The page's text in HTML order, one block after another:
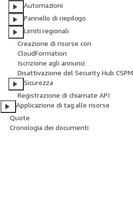
Automazioni
Pannello di riepilogo
Limiti regionali
Creazione di risorse con
CloudFormation
Iscrizione agli annunci
Disattivazione del Security Hub CSPM
Sicurezza
Registrazione di chiamate API
Applicazione di tag alle risorse
Quote
Cronologia dei documenti